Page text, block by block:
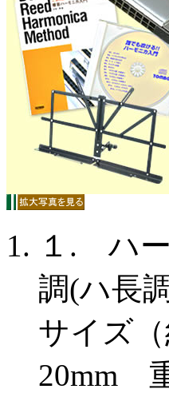
１. ハ
調(ハ長
サイズ
20mm